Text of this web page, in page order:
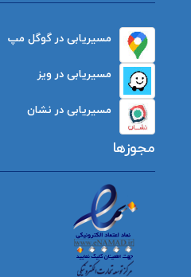
مسیریابی در گوگل مپ
مسیریابی در ویز
مسیریابی در نشان
مجوزها